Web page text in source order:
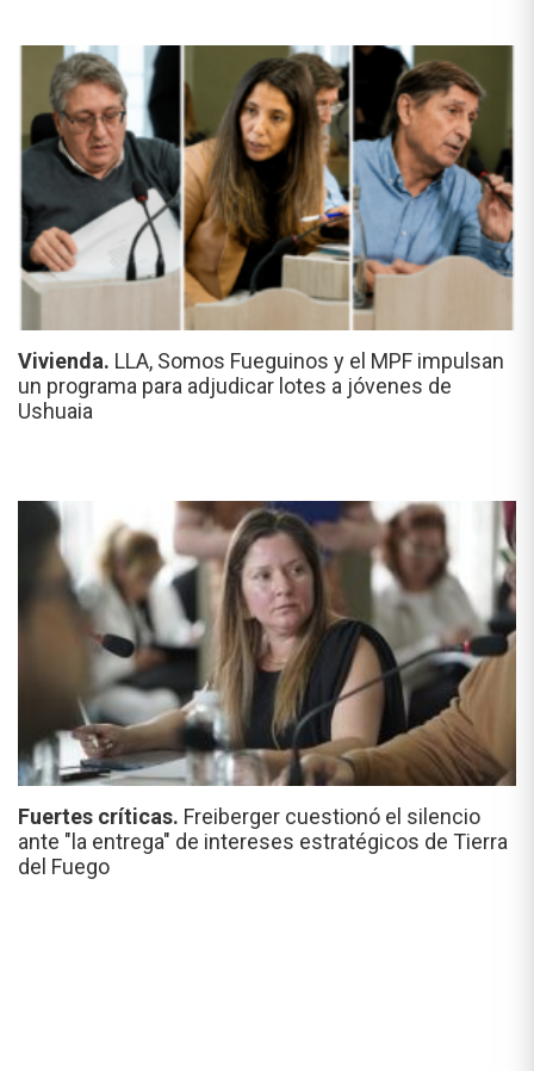
Vivienda. LLA, Somos Fueguinos y el MPF impulsan
un programa para adjudicar lotes a jóvenes de
Ushuaia
Fuertes críticas. Freiberger cuestionó el silencio
ante "la entrega" de intereses estratégicos de Tierra
del Fuego